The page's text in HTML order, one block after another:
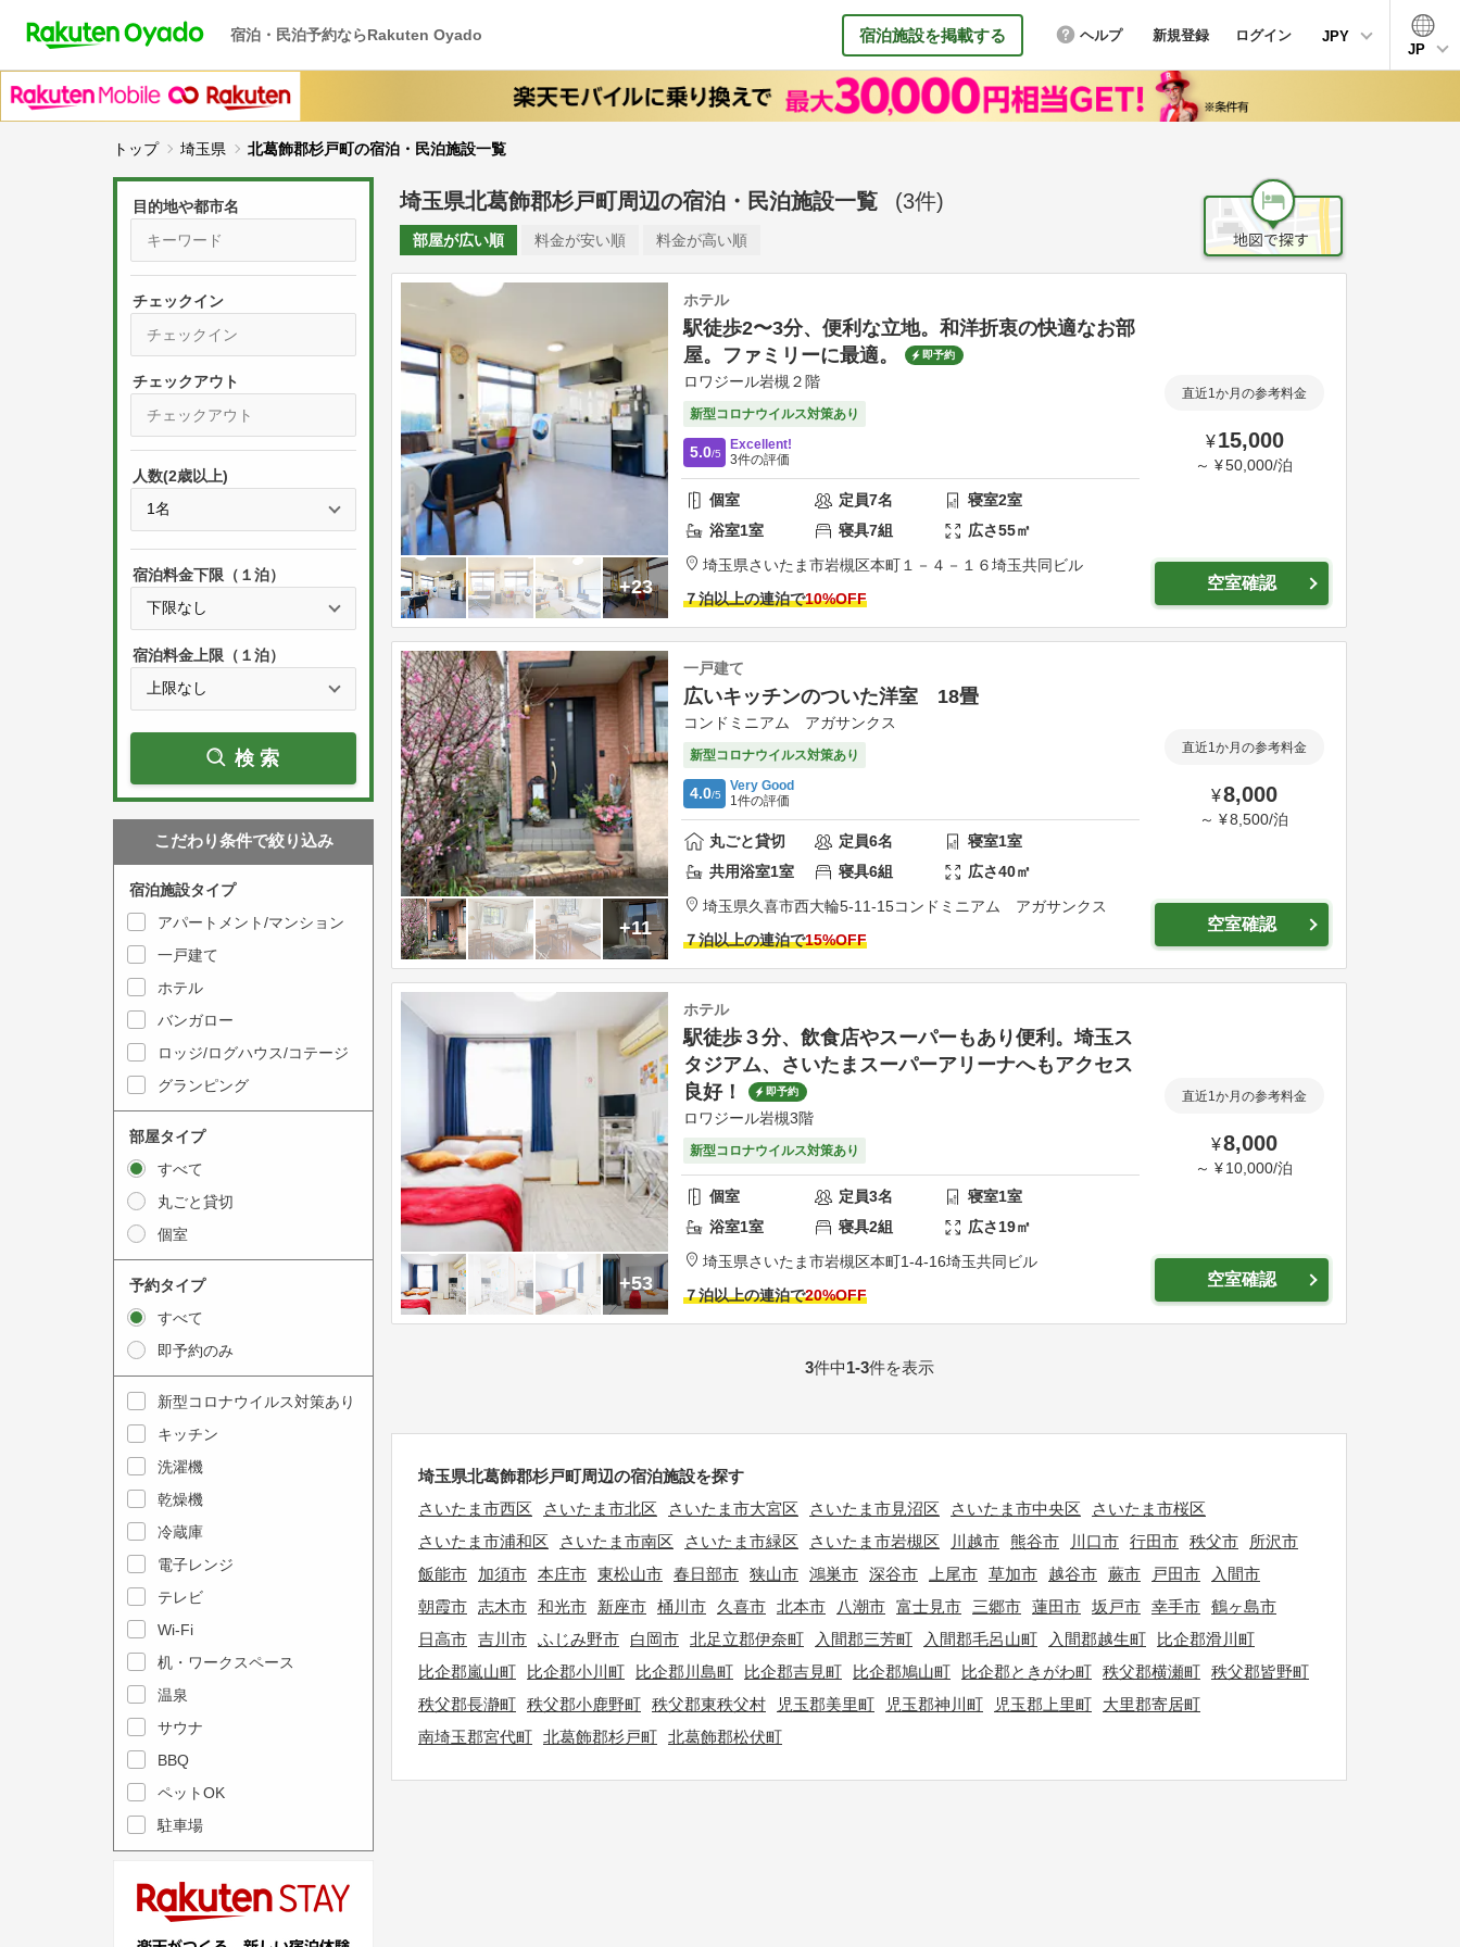
宿泊・民泊予約ならRakuten Oyado 宿泊施設を掲載する ヘルプ 新規登録 ログイン
JPY
JP
トップ 埼玉県 北葛飾郡杉戸町の宿泊・民泊施設一覧
目的地や都市名
チェックイン
r
s
s
e
w
a
r
w
e
t
o
t
e
a
c
t
w
i
t
h
c
a
l
n
d
a
r
a
n
s
e
l
c
P
r
s
t
e
w
a
r
w
k
t
o
n
t
e
r
a
c
w
i
t
h
t
h
c
a
l
e
n
d
r
a
n
s
e
e
人数(2歳以上)
宿泊料金下限（１泊）
宿泊料金上限（１泊）
検索
こだわり条件で絞り込み
宿泊施設タイプ
アパートメント/マンション
一戸建て
ホテル
バンガロー
ロッジ/ログハウス/コテージ
グランピング
部屋タイプ
すべて
丸ごと貸切
個室
予約タイプ
すべて
即予約のみ
新型コロナウイルス対策あり
キッチン
洗濯機
乾燥機
冷蔵庫
電子レンジ
テレビ
Wi-Fi
机・ワークスペース
温泉
サウナ
BBQ
ペットOK
駐車場
埼玉県北葛飾郡杉戸町周辺の宿泊・民泊施設一覧 (3件)
部屋が広い順 料金が安い順 料金が高い順
+23
ホテル
駅徒歩2〜3分、便利な立地。和洋折衷の快適なお部
屋。ファミリーに最適。
即予約
ロワジール岩槻２階
新型コロナウイルス対策あり
5.0/5
Excellent!
3件の評価
個室 定員7名 寝室2室
浴室1室 寝具7組 広さ55㎡
埼玉県さいたま市岩槻区本町１－４－１６埼玉共同ビル
７泊以上の連泊で10%OFF
直近1か月の参考料金
¥ 15,000
～ ¥50,000/泊
空室確認
+11
一戸建て
広いキッチンのついた洋室 18畳
コンドミニアム アガサンクス
新型コロナウイルス対策あり
4.0/5
Very Good
1 件の評価
丸ごと貸切 定員6名 寝室1室
共用浴室1室 寝具6組 広さ40㎡
埼玉県久喜市西大輪5-11-15コンドミニアム アガサンクス
７泊以上の連泊で15%OFF
直近1か月の参考料金
¥8,000
～ ¥8,500/泊
空室確認
+53
ホテル
駅徒歩３分、飲食店やスーパーもあり便利。埼玉ス
タジアム、さいたまスーパーアリーナへもアクセス
良好！
即予約
ロワジール岩槻3階
新型コロナウイルス対策あり
個室 定員3名 寝室1室
浴室1室 寝具2組 広さ19㎡
埼玉県さいたま市岩槻区本町1-4-16埼玉共同ビル
７泊以上の連泊で20%OFF
直近1か月の参考料金
¥8,000
～ ¥ 10,000/泊
空室確認
3件中1-3件を表示
埼玉県北葛飾郡杉戸町周辺の宿泊施設を探す
さいたま市西区
さいたま市北区 さいたま市大宮区 さいたま市見沼区 さいたま市中央区
さいたま市桜区
さいたま市浦和区
さいたま市南区 さいたま市緑区 さいたま市岩槻区 川越市 熊谷市 川口市 行田市 秩父市
所沢市
飯能市
加須市 本庄市 東松山市 春日部市 狭山市 鴻巣市 深谷市 上尾市 草加市 越谷市 蕨市 戸田市
入間市
朝霞市 志木市 和光市 新座市 桶川市 久喜市 北本市 八潮市 富士見市 三郷市 蓮田市 坂戸市 幸手市 鶴ヶ島市
日高市 吉川市 ふじみ野市 白岡市 北足立郡伊奈町 入間郡三芳町 入間郡毛呂山町 入間郡越生町
比企郡滑川町
比企郡嵐山町
比企郡小川町 比企郡川島町 比企郡吉見町 比企郡鳩山町 比企郡ときがわ町 秩父郡横瀬町 秩父郡皆野町
秩父郡長瀞町 秩父郡小鹿野町 秩父郡東秩父村 児玉郡美里町 児玉郡神川町 児玉郡上里町
大里郡寄居町
南埼玉郡宮代町 北葛飾郡杉戸町 北葛飾郡松伏町